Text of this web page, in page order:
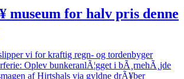
museum for halv pris denne
vi for kraftig regn- og tordenbyger
Oplev bunkeranlÃ¦gget i bÃ¸rnehÃ¸jde
af Hirtshals via gyldne drÃ¥ber